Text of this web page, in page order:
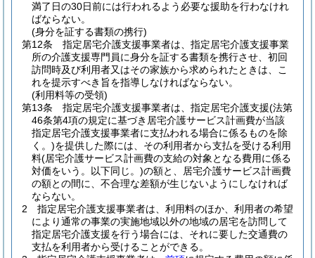
満了日の30日前には行われるよう必要な援助を行わなけれ
ばならない。
(身分を証する書類の携行)
第12条
指定居宅介護支援事業者は、指定居宅介護支援事業
所の介護支援専門員に身分を証する書類を携行させ、初回
訪問時及び利用者又はその家族から求められたときは、こ
れを提示すべき旨を指導しなければならない。
(利用料等の受領)
第13条
指定居宅介護支援事業者は、指定居宅介護支援(法第
46条第4項の規定に基づき居宅介護サービス計画費が当該
指定居宅介護支援事業者に支払われる場合に係るものを除
く。)を提供した際には、その利用者から支払を受ける利用
料(居宅介護サービス計画費の支給の対象となる費用に係る
対価をいう。以下同じ。)の額と、居宅介護サービス計画費
の額との間に、不合理な差額が生じないようにしなければ
ならない。
2
指定居宅介護支援事業者は、利用料のほか、利用者の希望
により通常の事業の実施地域以外の地域の居宅を訪問して
指定居宅介護支援を行う場合には、それに要した交通費の
支払を利用者から受けることができる。